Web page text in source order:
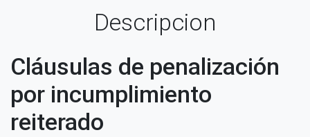
Descripcion
Cláusulas de penalización
por incumplimiento
reiterado